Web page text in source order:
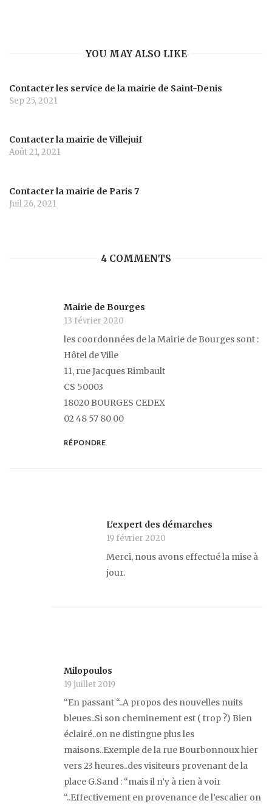
YOU MAY ALSO LIKE
Contacter les service de la mairie de Saint-Denis
Sep 25, 2021
Contacter la mairie de Villejuif
Août 21, 2021
Contacter la mairie de Paris 7
Juil 26, 2021
4 COMMENTS
Mairie de Bourges
13 février 2020
les coordonnées de la Mairie de Bourges sont :
Hôtel de Ville
11, rue Jacques Rimbault
CS 50003
18020 BOURGES CEDEX
02 48 57 80 00
RÉPONDRE
L'expert des démarches
19 février 2020
Merci, nous avons effectué la mise à
jour.
Milopoulos
19 juillet 2019
“En passant “..A propos des nouvelles nuits
bleues..Si son cheminement est ( trop ?) Bien
éclairé..on ne distingue plus les
maisons..Exemple de la rue Bourbonnoux hier
vers 23 heures..des visiteurs provenant de la
place G.Sand : “mais il n’y à rien à voir
“..Effectivement en provenance de l’escalier on